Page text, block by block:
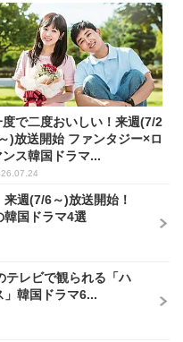
度で二度おいしい！来週(7/2
)放送開始 ファンタジー×ロ
ンス韓国ドラマ...
来週(7/6～)放送開始！
韓国ドラマ4選
テレビで観られる「ハ
」韓国ドラマ6...